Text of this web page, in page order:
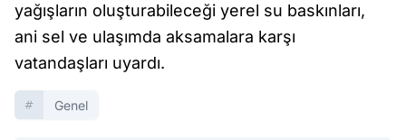
yağışların oluşturabileceği yerel su baskınları,
ani sel ve ulaşımda aksamalara karşı
vatandaşları uyardı.
Genel